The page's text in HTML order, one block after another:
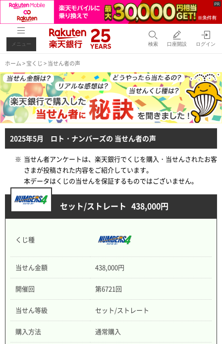
メニュー 検索 口座開設 ログイン
ホーム>宝くじ> 当せん者の声
2025年5月 ロト・ナンバーズの 当せん者の声
※ 当せん者アンケートは、楽天銀行でくじを購入・当せんされたお客
さまが投稿された内容をご紹介しています。
本データはくじの当せんを保証するものではございません。
セット/ストレート 438,000円
くじ種
当せん金額 438,000円
開催回 第6721回
当せん等級 セット/ストレート
購入方法 通常購入